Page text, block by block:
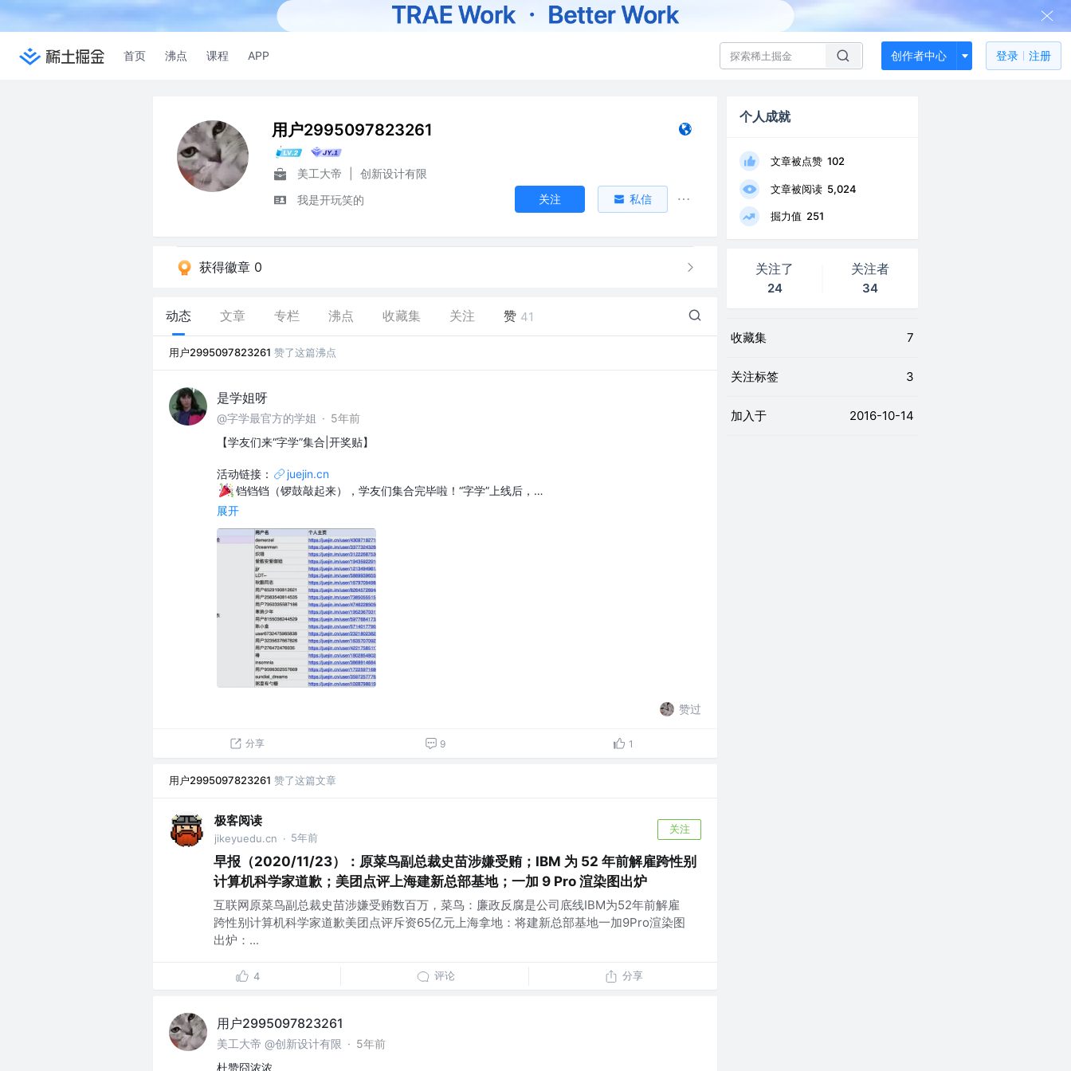
首页 沸点 课程 APP 创作者中心 登录 注册
用户2995097823261
美工大帝
创新设计有限
我是开玩笑的
关注 私信
获得徽章 0
动态 文章 专栏 沸点 收藏集 关注 赞 41
用户2995097823261 赞了这篇沸点
是学姐呀
@字学最官方的学姐 · 5年前
【学友们来“字学”集合|开奖贴】
活动链接：
juejin.cn
铛铛铛（锣鼓敲起来），学友们集合完毕啦！“字学”上线后，…
展开
赞过
分享 9 1
用户2995097823261 赞了这篇文章
极客阅读
jikeyuedu.cn · 5年前
关注
早报（2020/11/23）：原菜鸟副总裁史苗涉嫌受贿；IBM 为 52 年前解雇跨性别
计算机科学家道歉；美团点评上海建新总部基地；一加 9 Pro 渲染图出炉
互联网原菜鸟副总裁史苗涉嫌受贿数百万，菜鸟：廉政反腐是公司底线IBM为52年前解雇
跨性别计算机科学家道歉美团点评斥资65亿元上海拿地：将建新总部基地一加9Pro渲染图
出炉：...
4 评论 分享
用户2995097823261
美工大帝 @创新设计有限 · 5年前
杜赞囧浓浓
个人成就
文章被点赞 102
文章被阅读 5,024
掘力值 251
关注了
24
关注者
34
收藏集 7
关注标签 3
加入于 2016-10-14